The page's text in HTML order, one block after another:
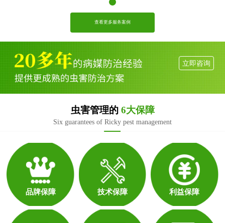
查看更多服务案例
立即咨询
虫害管理的 6大保障
Six guarantees of Ricky pest management
品牌保障 技术保障 利益保障